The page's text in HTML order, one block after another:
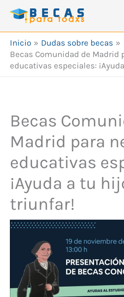
Inicio
Dudas sobre becas
Becas Comunidad de Madrid
educativas especiales:
Becas
Madrid para
educativas
¡Ayuda a tu
triunfar!